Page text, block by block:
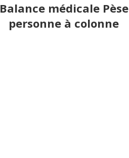
Balance médicale Pèse
personne à colonne